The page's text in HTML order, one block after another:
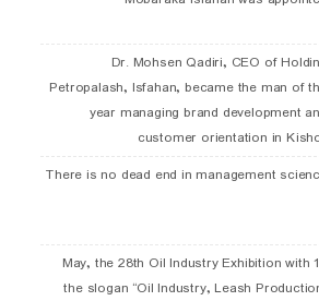
Dr. Mohsen Qadiri, CEO of
Petropalash, Isfahan, became the man of
year managing brand development
customer orientation in
There is no dead end in management
19 May, the 28th Oil Industry Exhibition with
the slogan “Oil Industry, Leash